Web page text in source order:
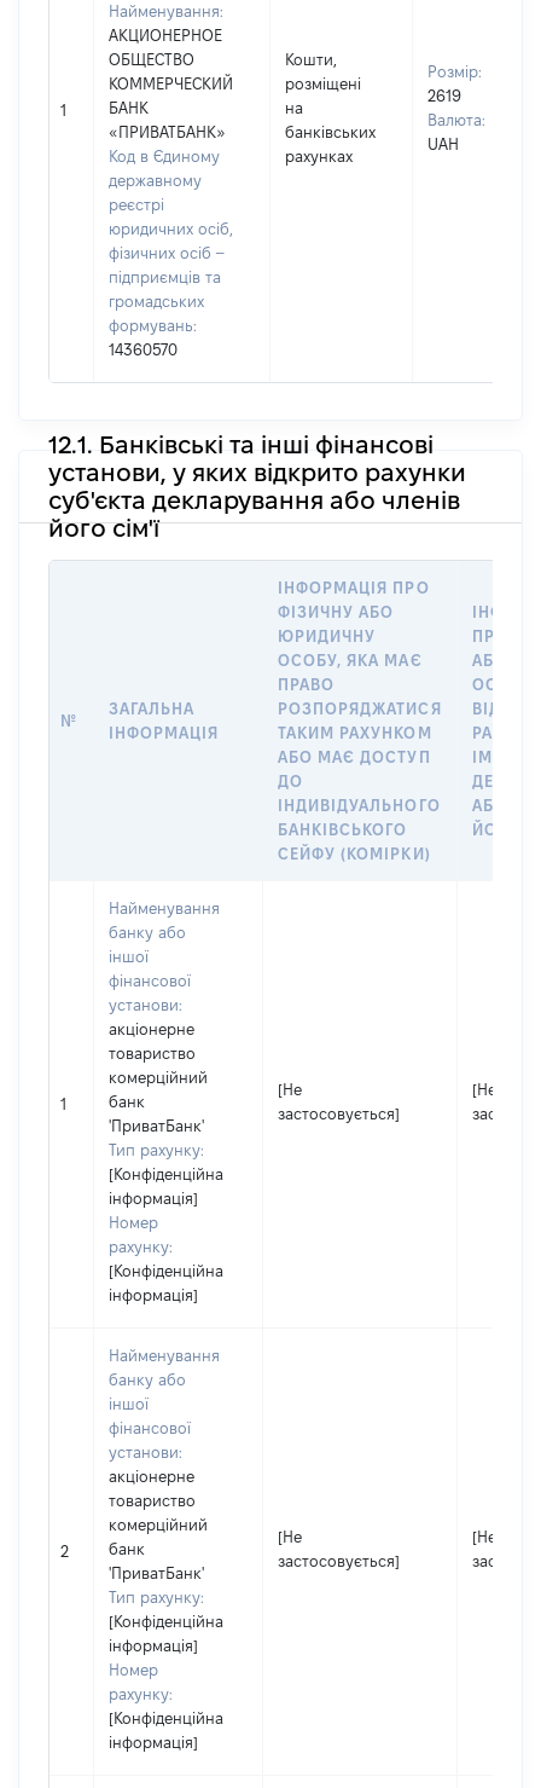
1
Найменування:
АКЦИОНЕРНОЕ
ОБЩЕСТВО
КОММЕРЧЕСКИЙ
БАНК
«ПРИВАТБАНК»
Код в Єдиному
державному
реєстрі
юридичних осіб,
фізичних осіб –
підприємців та
громадських
формувань:
14360570
Кошти,
розміщені
на
банківських
рахунках
Розмір:
2619
Валюта:
UAH
12.1. Банківські та інші фінансові
установи, у яких відкрито рахунки
суб'єкта декларування або членів
його сім'ї
№
ЗАГАЛЬНА
ІНФОРМАЦІЯ
ІНФОРМАЦІЯ ПРО
ФІЗИЧНУ АБО
ЮРИДИЧНУ
ОСОБУ, ЯКА МАЄ
ПРАВО
РОЗПОРЯДЖАТИСЯ
ТАКИМ РАХУНКОМ
АБО МАЄ ДОСТУП
ДО
ІНДИВІДУАЛЬНОГО
БАНКІВСЬКОГО
СЕЙФУ (КОМІРКИ)
ПРО
АБО
ОСОБУ,
ІМ’Я
АБО
ЙОГО
1
Найменування
банку або
іншої
фінансової
установи:
акціонерне
товариство
комерційний
банк
'ПриватБанк'
Тип рахунку:
[Конфіденційна
інформація]
Номер
рахунку:
[Конфіденційна
інформація]
[Не
застосовується]
[Не
2
Найменування
банку або
іншої
фінансової
установи:
акціонерне
товариство
комерційний
банк
'ПриватБанк'
Тип рахунку:
[Конфіденційна
інформація]
Номер
рахунку:
[Конфіденційна
інформація]
[Не
застосовується]
[Не